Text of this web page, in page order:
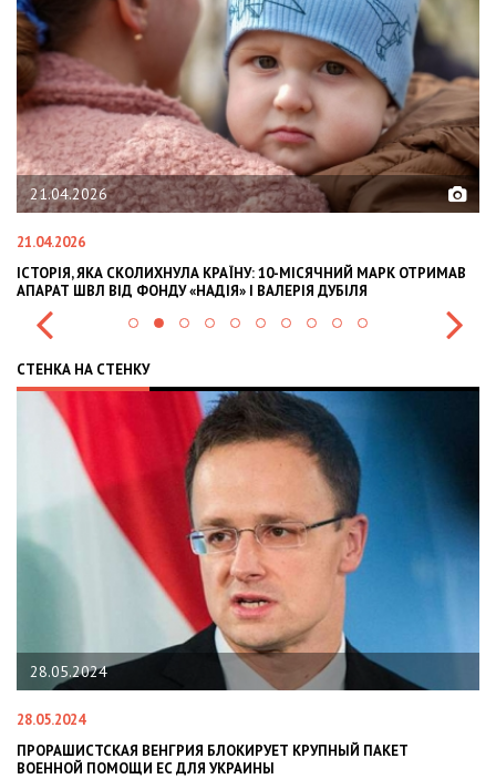
21.04.2026
21.04.2026
ІСТОРІЯ, ЯКА СКОЛИХНУЛА КРАЇНУ: 10-МІСЯЧНИЙ МАРК ОТРИМАВ
АПАРАТ ШВЛ ВІД ФОНДУ «НАДІЯ» І ВАЛЕРІЯ ДУБІЛЯ
СТЕНКА НА СТЕНКУ
28.05.2024
28.05.2024
ПРОРАШИСТСКАЯ ВЕНГРИЯ БЛОКИРУЕТ КРУПНЫЙ ПАКЕТ
ВОЕННОЙ ПОМОЩИ ЕС ДЛЯ УКРАИНЫ